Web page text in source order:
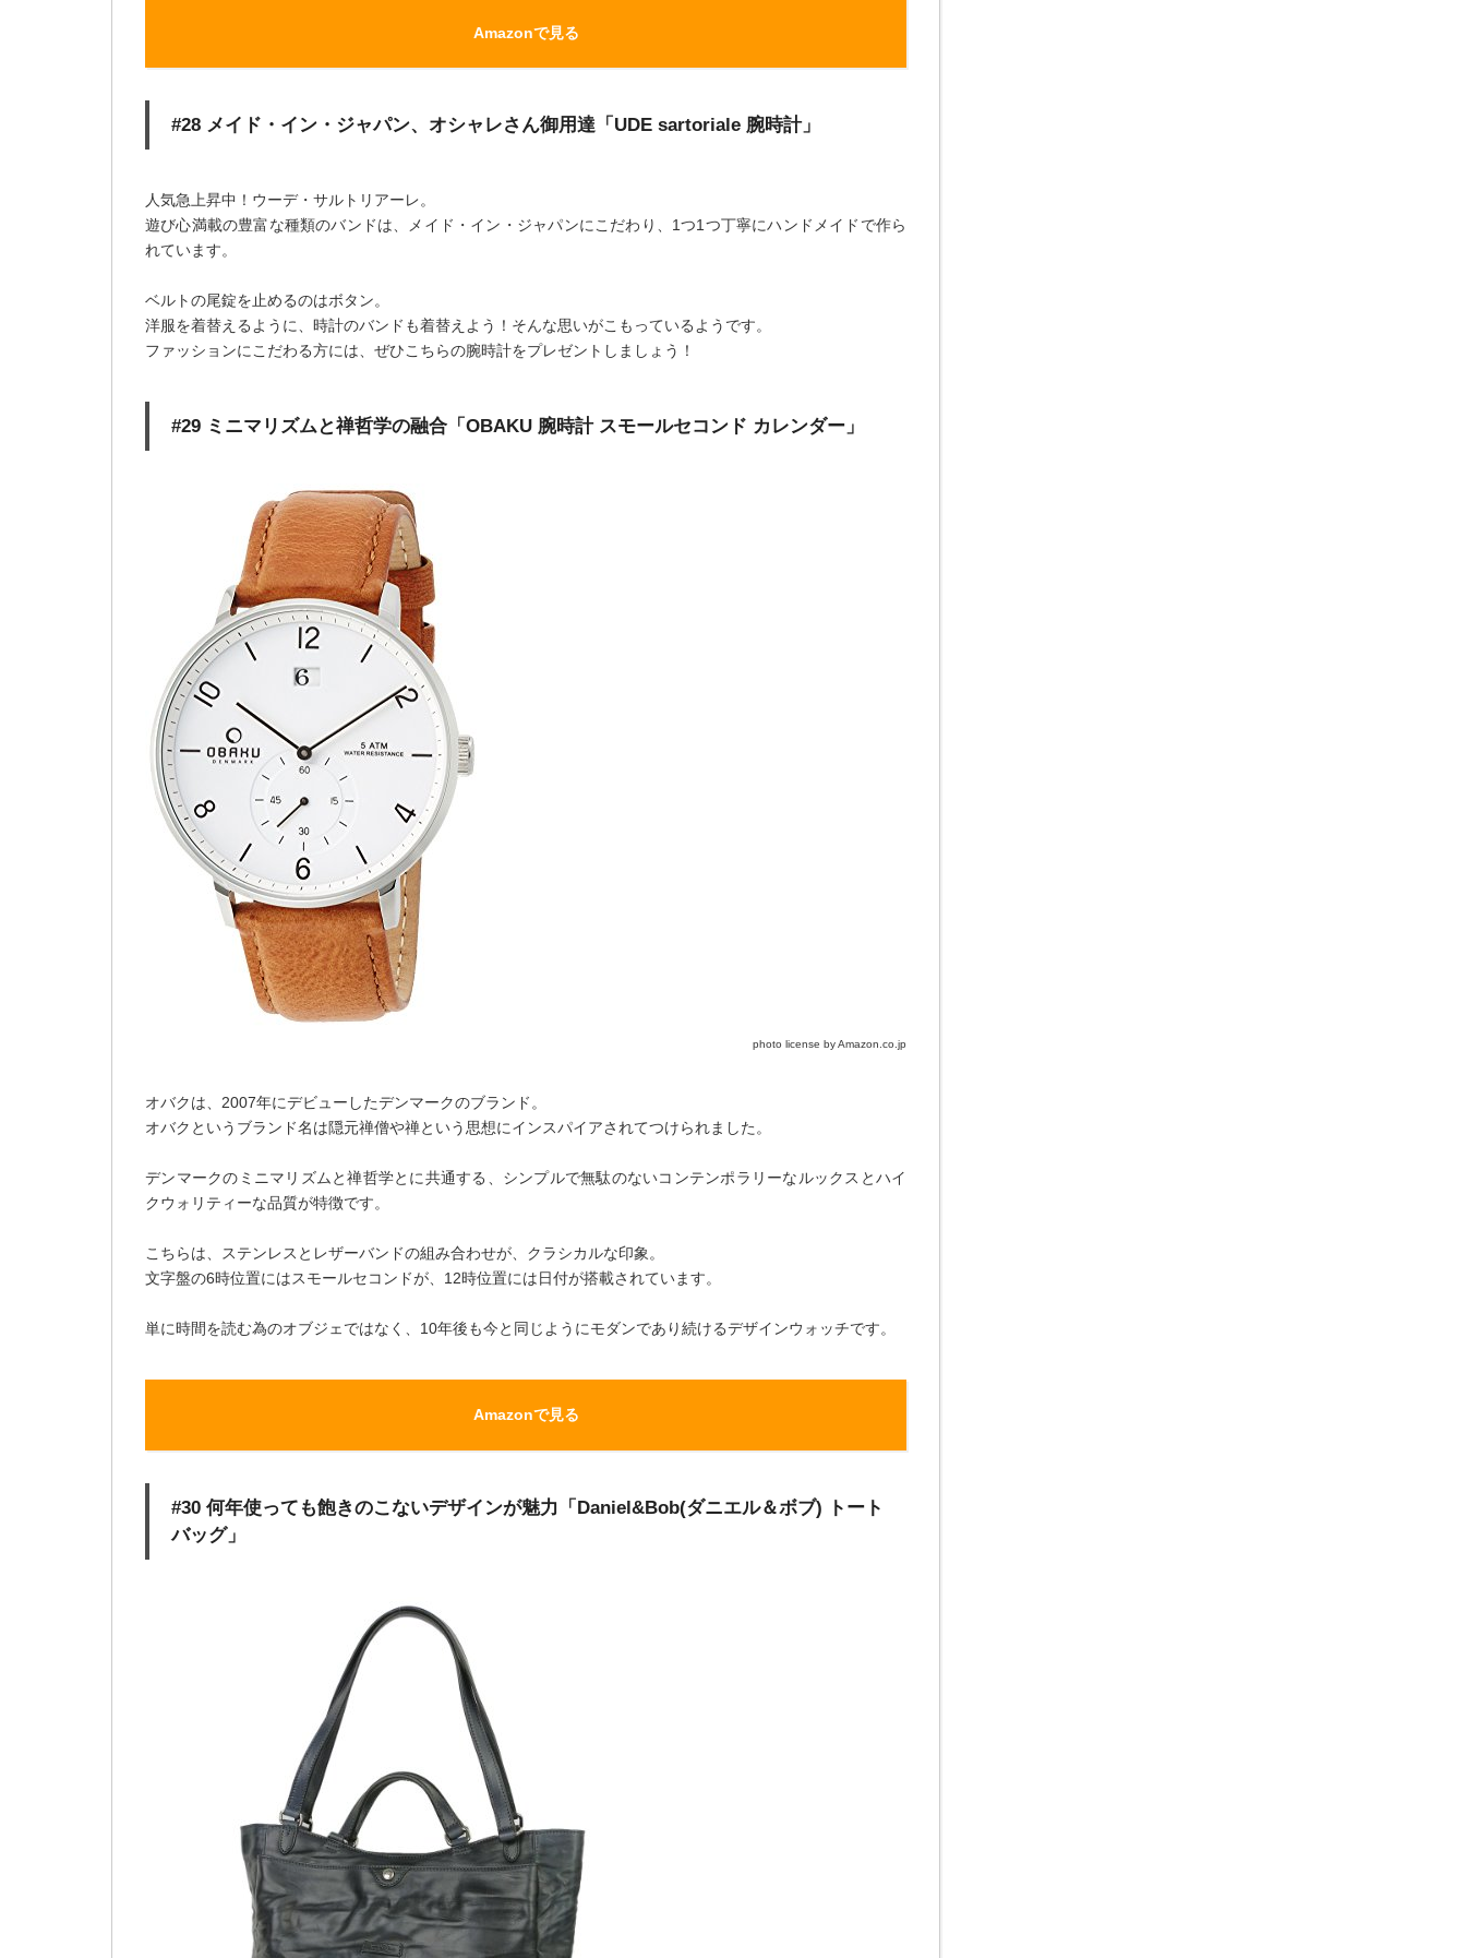
Amazonで見る
#28 メイド・イン・ジャパン、オシャレさん御用達「UDE sartoriale 腕時計」
人気急上昇中！ウーデ・サルトリアーレ。
遊び心満載の豊富な種類のバンドは、メイド・イン・ジャパンにこだわり、1つ1つ丁寧にハンドメイドで作ら
れています。
ベルトの尾錠を止めるのはボタン。
洋服を着替えるように、時計のバンドも着替えよう！そんな思いがこもっているようです。
ファッションにこだわる方には、ぜひこちらの腕時計をプレゼントしましょう！
#29 ミニマリズムと禅哲学の融合「OBAKU 腕時計 スモールセコンド カレンダー」
photo license by Amazon.co.jp
オバクは、2007年にデビューしたデンマークのブランド。
オバクというブランド名は隠元禅僧や禅という思想にインスパイアされてつけられました。
デンマークのミニマリズムと禅哲学とに共通する、シンプルで無駄のないコンテンポラリーなルックスとハイ
クウォリティーな品質が特徴です。
こちらは、ステンレスとレザーバンドの組み合わせが、クラシカルな印象。
文字盤の6時位置にはスモールセコンドが、12時位置には日付が搭載されています。
単に時間を読む為のオブジェではなく、10年後も今と同じようにモダンであり続けるデザインウォッチです。
Amazonで見る
#30 何年使っても飽きのこないデザインが魅力「Daniel&Bob(ダニエル＆ボブ) トート
バッグ」